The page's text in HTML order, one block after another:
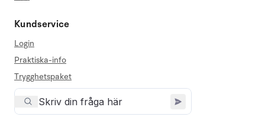
Kundservice
Login
Praktiska-info
Trygghetspaket